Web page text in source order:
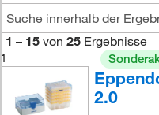
1 – 15 von 25 Ergebnisse
1
2.0